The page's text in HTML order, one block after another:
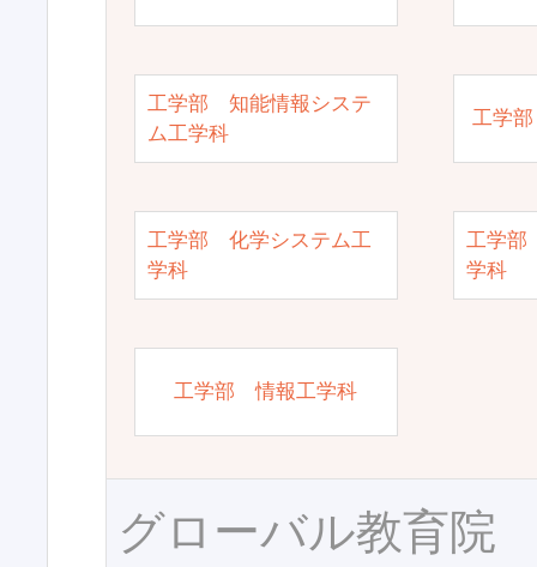
工学部 知能情報システ
ム工学科
工学
工学部 化学システム工
学科
工学部
学科
工学部 情報工学科
グローバル教育院